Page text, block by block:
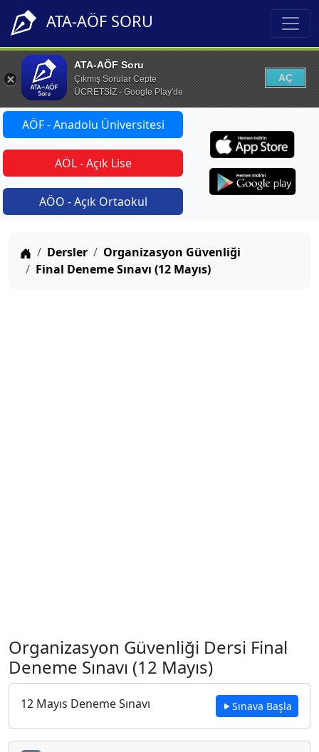
ATA-AÖF SORU
ATA-AÖF Soru
Çıkmış Sorular Cepte
ÜCRETSİZ - Google Play'de
AÇ
AÖF - Anadolu Üniversitesi
AÖL - Açık Lise
AÖO - Açık Ortaokul
Anasayfa
Dersler
Organizasyon Güvenliği
Final Deneme Sınavı (12 Mayıs)
Organizasyon Güvenliği Dersi Final
Deneme Sınavı (12 Mayıs)
12 Mayıs Deneme Sınavı Sınava Başla